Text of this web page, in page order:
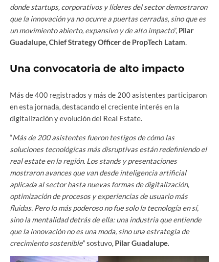
donde startups, corporativos y líderes del sector demostraron
que la innovación ya no ocurre a puertas cerradas, sino que es
un movimiento abierto, expansivo y de alto impacto”, Pilar
Guadalupe, Chief Strategy Officer de PropTech Latam.
Una convocatoria de alto impacto
Más de 400 registrados y más de 200 asistentes participaron
en esta jornada, destacando el creciente interés en la
digitalización y evolución del Real Estate.
“Más de 200 asistentes fueron testigos de cómo las
soluciones tecnológicas más disruptivas están redefiniendo el
real estate en la región. Los stands y presentaciones
mostraron avances que van desde inteligencia artificial
aplicada al sector hasta nuevas formas de digitalización,
optimización de procesos y experiencias de usuario más
fluidas. Pero lo más poderoso no fue solo la tecnología en sí,
sino la mentalidad detrás de ella: una industria que entiende
que la innovación no es una moda, sino una estrategia de
crecimiento sostenible” sostuvo, Pilar Guadalupe.